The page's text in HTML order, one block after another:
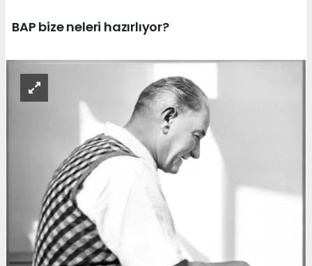
BAP bize neleri hazırlıyor?